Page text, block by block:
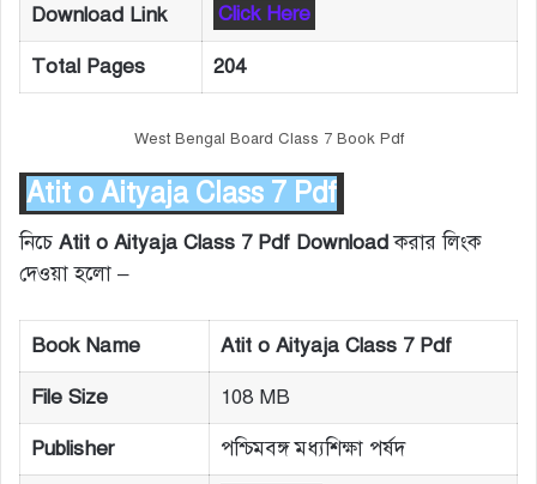
Download Link Click Here
Total Pages 204
West Bengal Board Class 7 Book Pdf
Atit o Aityaja Class 7 Pdf
নিচে Atit o Aityaja Class 7 Pdf Downloadকরার লিংক
দেওয়া হলো –
Book Name Atit o Aityaja Class 7 Pdf
File Size 108 MB
Publisher পশ্চিমবঙ্গ মধ্যশিক্ষা পর্ষদ